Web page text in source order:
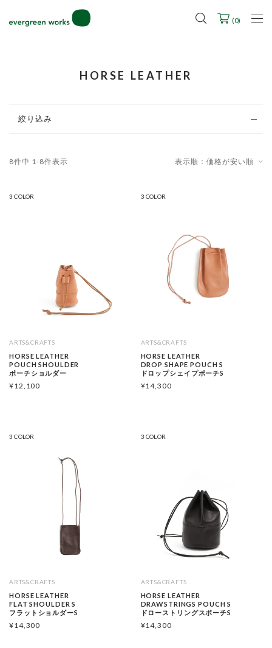
(0)
HORSE LEATHER
絞り込み
表示順：価格が安い順
8件中 1-8件表示
3 COLOR
ARTS&CRAFTS
HORSE LEATHER
POUCH SHOULDER
ポーチショルダー
¥12,100
3 COLOR
ARTS&CRAFTS
HORSE LEATHER
DROP SHAPE POUCH S
ドロップシェイプポーチS
¥14,300
3 COLOR
ARTS&CRAFTS
HORSE LEATHER
FLAT SHOULDER S
フラットショルダーS
¥14,300
3 COLOR
ARTS&CRAFTS
HORSE LEATHER
DRAWSTRINGS POUCH S
ドローストリングスポーチS
¥14,300